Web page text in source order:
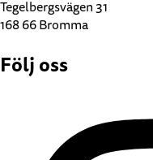
Tegelbergsvägen 31
168 66 Bromma
Följ oss